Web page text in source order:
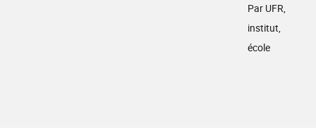
Par UFR,
institut,
école